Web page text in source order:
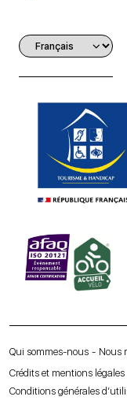
Qui sommes-nous Nous
Crédits et mentions légales
Conditions générales